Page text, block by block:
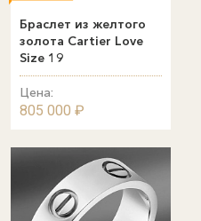
Браслет из желтого
золота Cartier Love
Size 19
Цена:
805 000 ₽